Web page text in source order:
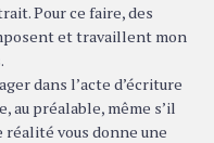
Pour ce faire, des
et travaillent mon
dans l’acte d’écriture
au préalable, même s’il
réalité vous donne une